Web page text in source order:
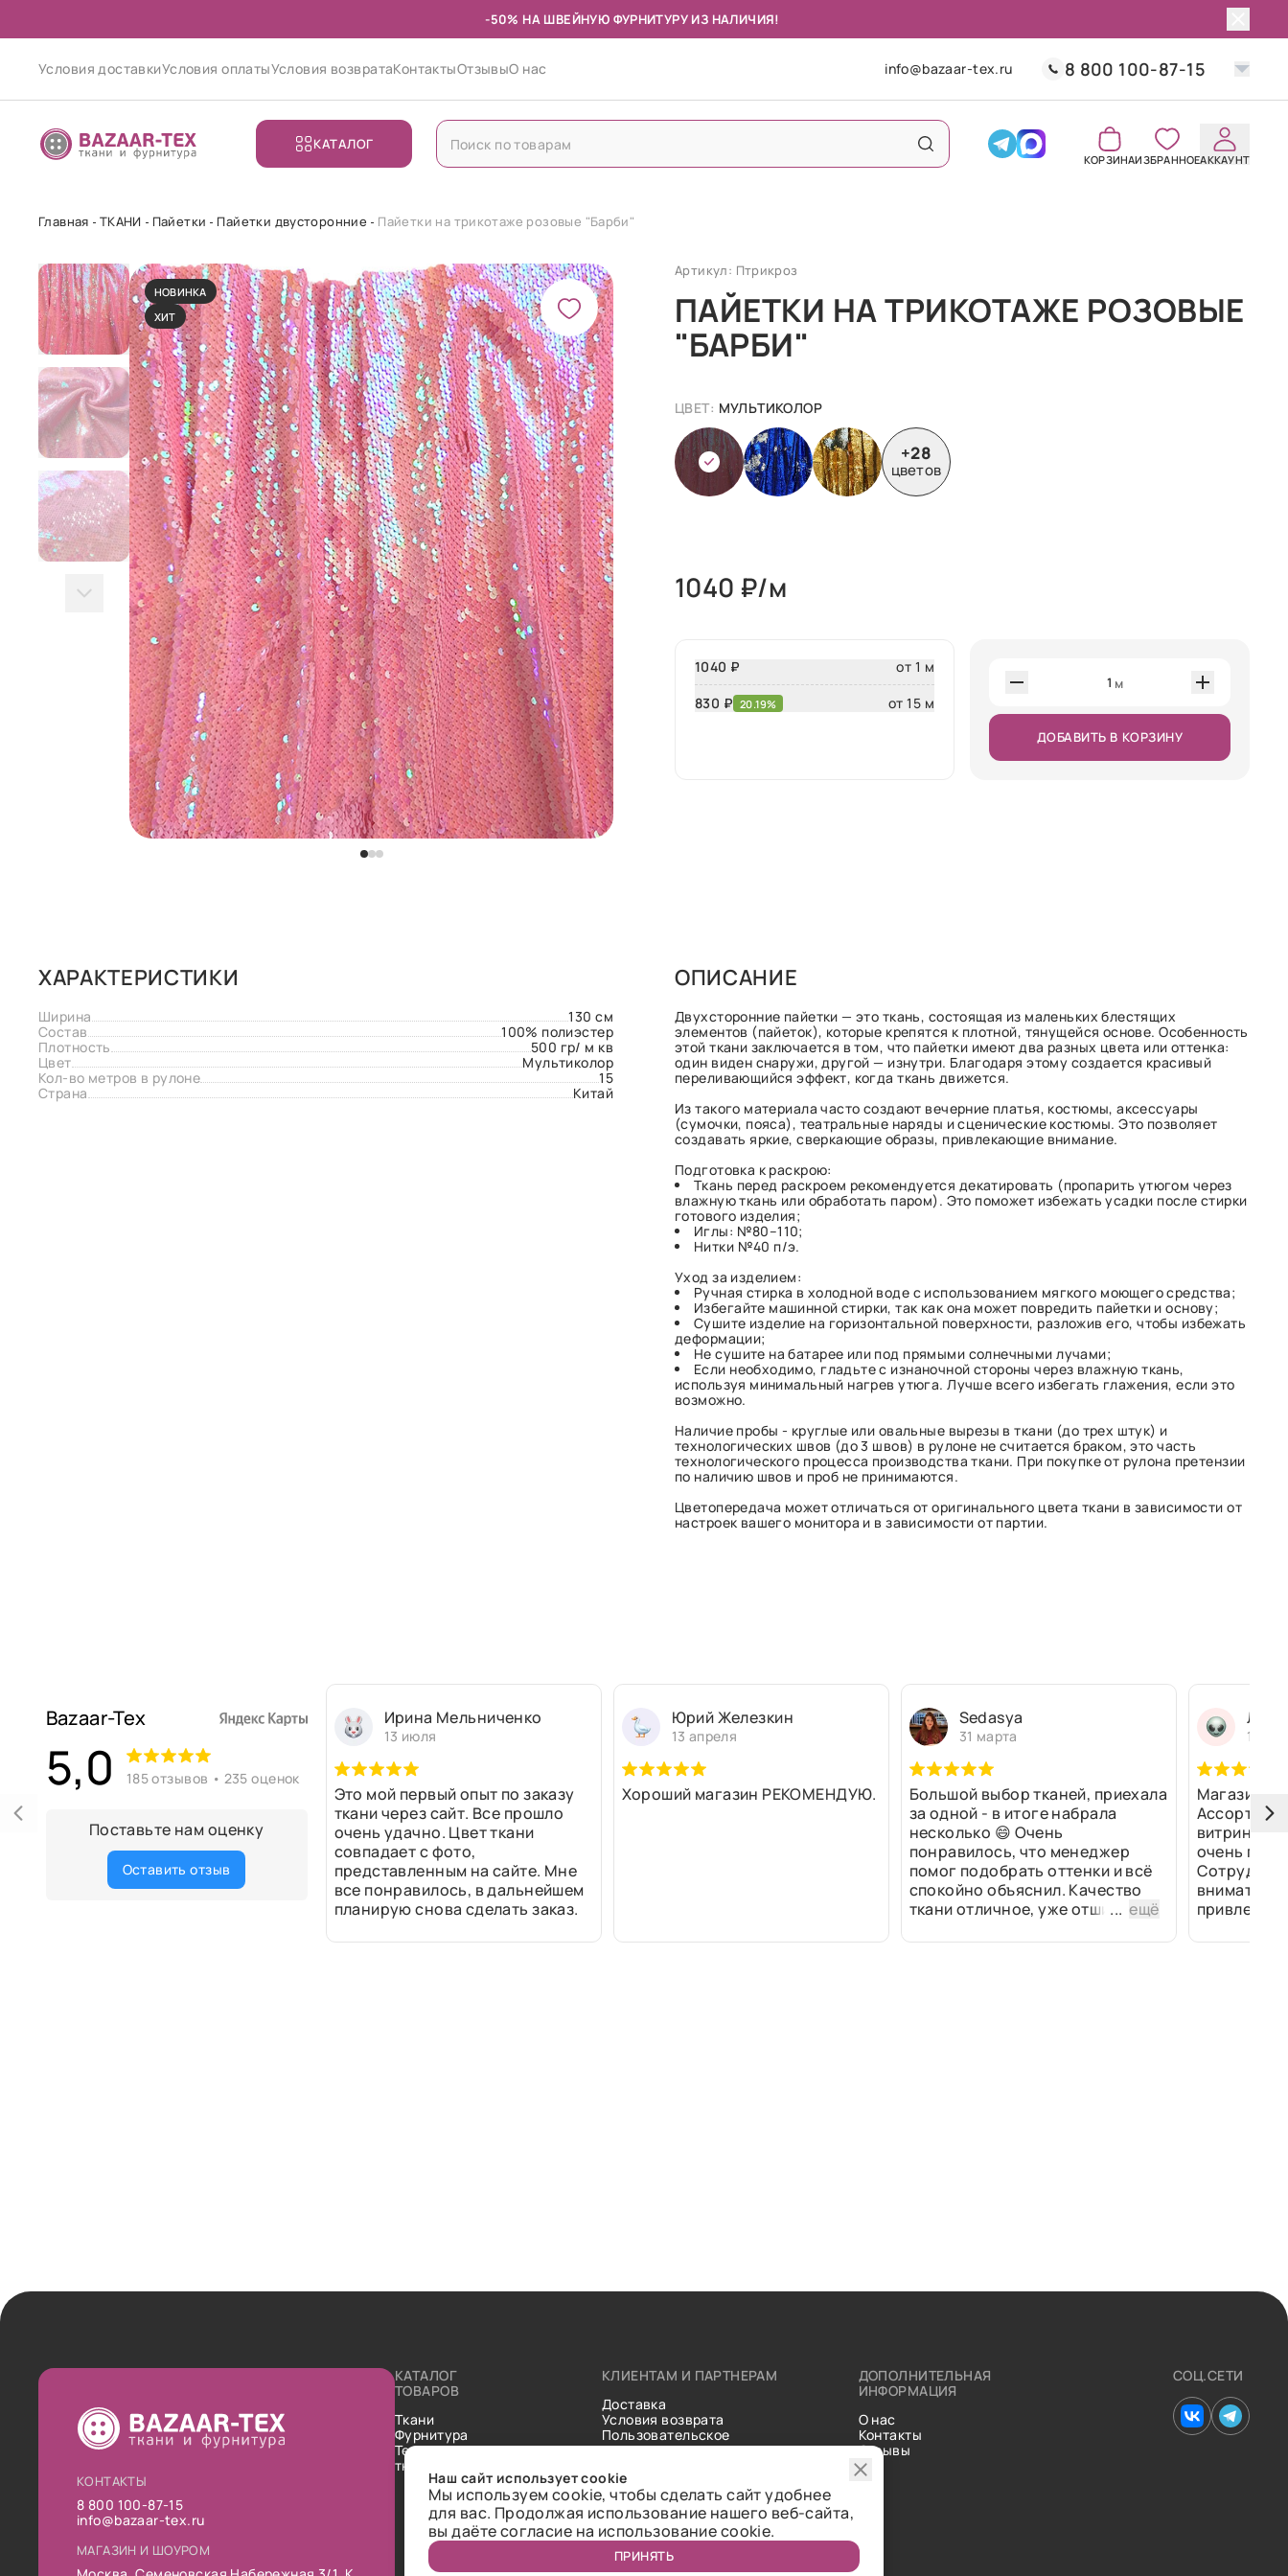
-50% НА ШВЕЙНУЮ ФУРНИТУРУ ИЗ НАЛИЧИЯ!
Условия доставкиУсловия оплатыУсловия возвратаКонтактыОтзывыО нас info@bazaar-tex.ru 8 800 100-87-15
КАТАЛОГ
КОРЗИНАИЗБРАННОЕАККАУНТ
Главная ТКАНИ Пайетки Пайетки двусторонние Пайетки на трикотаже розовые "Барби"
НОВИНКА
ХИТ
Артикул: Птрикроз
ПАЙЕТКИ НА ТРИКОТАЖЕ РОЗОВЫЕ
"БАРБИ"
ЦВЕТ: МУЛЬТИКОЛОР
+28
цветов
1040 ₽/м
1040 ₽
от 1 м
830 ₽ 20.19% от 15 м
1 м
ДОБАВИТЬ В КОРЗИНУ
ХАРАКТЕРИСТИКИ
Ширина
130 см
Состав
100% полиэстер
Плотность
500 гр/ м кв
Цвет
Мультиколор
Кол-во метров в рулоне
15
Страна
Китай
ОПИСАНИЕ
Двухсторонние пайетки — это ткань, состоящая из маленьких блестящих
элементов (пайеток), которые крепятся к плотной, тянущейся основе. Особенность
этой ткани заключается в том, что пайетки имеют два разных цвета или оттенка:
один виден снаружи, другой — изнутри. Благодаря этому создается красивый
переливающийся эффект, когда ткань движется.
Из такого материала часто создают вечерние платья, костюмы, аксессуары
(сумочки, пояса), театральные наряды и сценические костюмы. Это позволяет
создавать яркие, сверкающие образы, привлекающие внимание.
Подготовка к раскрою:
Ткань перед раскроем рекомендуется декатировать (пропарить утюгом через
влажную ткань или обработать паром). Это поможет избежать усадки после стирки
готового изделия;
Иглы: №80–110;
Нитки №40 п/э.
Уход за изделием:
Ручная стирка в холодной воде с использованием мягкого моющего средства;
Избегайте машинной стирки, так как она может повредить пайетки и основу;
Сушите изделие на горизонтальной поверхности, разложив его, чтобы избежать
деформации;
Не сушите на батарее или под прямыми солнечными лучами;
Если необходимо, гладьте с изнаночной стороны через влажную ткань,
используя минимальный нагрев утюга. Лучше всего избегать глажения, если это
возможно.
Наличие пробы - круглые или овальные вырезы в ткани (до трех штук) и
технологических швов (до 3 швов) в рулоне не считается браком, это часть
технологического процесса производства ткани. При покупке от рулона претензии
по наличию швов и проб не принимаются.
Цветопередача может отличаться от оригинального цвета ткани в зависимости от
настроек вашего монитора и в зависимости от партии.
Bazaar-Tex
5,0 185 отзывов • 235 оценок
Поставьте нам оценку
Оставить отзыв
Ирина Мельниченко
13 июля
Это мой первый опыт по заказу
ткани через сайт. Все прошло
очень удачно. Цвет ткани
совпадает с фото,
представленным на сайте. Мне
все понравилось, в дальнейшем
планирую снова сделать заказ.
Юрий Железкин
13 апреля
Хороший магазин РЕКОМЕНДУЮ.
Sedasya
31 марта
Большой выбор тканей, приехала
за одной - в итоге набрала
несколько 😄 Очень
понравилось, что менеджер
помог подобрать оттенки и всё
спокойно объяснил. Качество
ткани отличное, уже отшили...ещё
13
Магазин
витринах
очень
привлек
рулоны
КОНТАКТЫ
8 800 100-87-15
info@bazaar-tex.ru
МАГАЗИН И ШОУРОМ
КАТАЛОГ
ТОВАРОВ
Ткани
Фурнитура
Технические
ткани
КЛИЕНТАМ И ПАРТНЕРАМ
Доставка
Условия возврата
Пользовательское
соглашение
Статьи
ДОПОЛНИТЕЛЬНАЯ
ИНФОРМАЦИЯ
О нас
Контакты
Отзывы
СОЦ.СЕТИ
Наш сайт использует cookie
Мы используем cookie, чтобы сделать сайт удобнее
для вас. Продолжая использование нашего веб-сайта,
вы даёте согласие на использование cookie.
ПРИНЯТЬ